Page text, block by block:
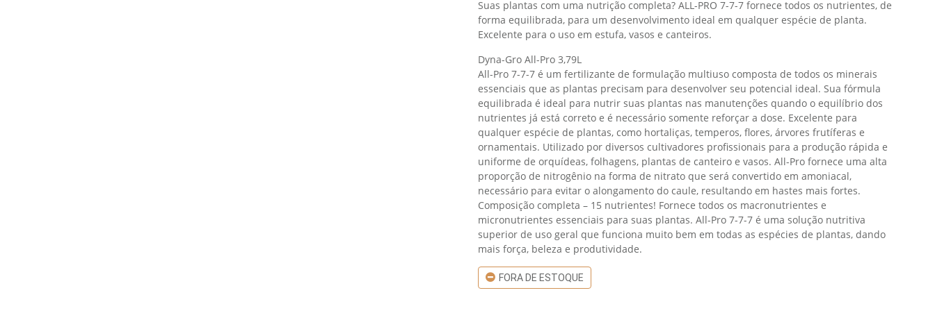
Suas plantas com uma nutrição completa? ALL-PRO 7-7-7 fornece todos os nutrientes, de
forma equilibrada, para um desenvolvimento ideal em qualquer espécie de planta.
Excelente para o uso em estufa, vasos e canteiros.
Dyna-Gro All-Pro 3,79L
All-Pro 7-7-7 é um fertilizante de formulação multiuso composta de todos os minerais
essenciais que as plantas precisam para desenvolver seu potencial ideal. Sua fórmula
equilibrada é ideal para nutrir suas plantas nas manutenções quando o equilíbrio dos
nutrientes já está correto e é necessário somente reforçar a dose. Excelente para
qualquer espécie de plantas, como hortaliças, temperos, flores, árvores frutíferas e
ornamentais. Utilizado por diversos cultivadores profissionais para a produção rápida e
uniforme de orquídeas, folhagens, plantas de canteiro e vasos. All-Pro fornece uma alta
proporção de nitrogênio na forma de nitrato que será convertido em amoniacal,
necessário para evitar o alongamento do caule, resultando em hastes mais fortes.
Composição completa – 15 nutrientes! Fornece todos os macronutrientes e
micronutrientes essenciais para suas plantas. All-Pro 7-7-7 é uma solução nutritiva
superior de uso geral que funciona muito bem em todas as espécies de plantas, dando
mais força, beleza e produtividade.
FORA DE ESTOQUE